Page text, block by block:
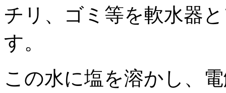
チリ、ゴミ等を軟水器
す。
この水に塩を溶かし、